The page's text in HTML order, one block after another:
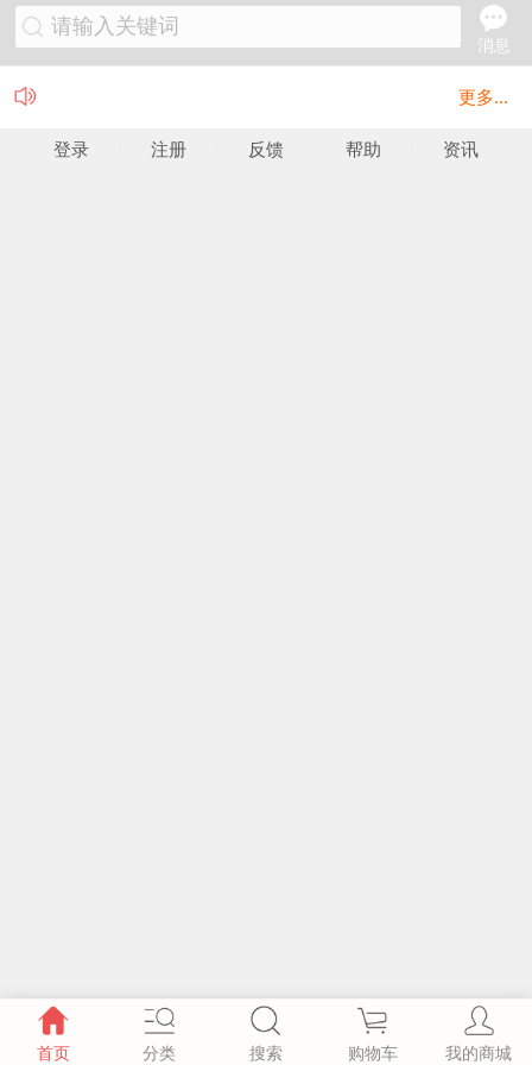
请输入关键词
消息
更多...
登录 注册 反馈 帮助 资讯
首页 分类 搜索 购物车 我的商城